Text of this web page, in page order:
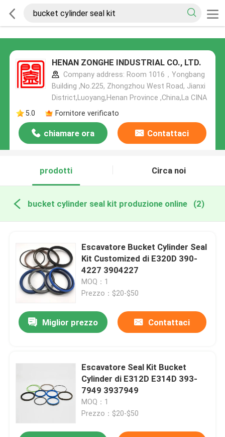
HENAN ZONGHE INDUSTRIAL CO., LTD.
Company address: Room 1016，Yongbang
Building ,No.225, Zhongzhou West Road, Jianxi
District,Luoyang,Henan Province ,China,La CINA
5.0
Fornitore verificato
chiamare ora Contattaci
prodotti Circa noi
bucket cylinder seal kit produzione online (2)
Escavatore Bucket Cylinder Seal
Kit Customized di E320D 390-
4227 3904227
MOQ：1
Prezzo：$20-$50
Miglior prezzo Contattaci
Escavatore Seal Kit Bucket
Cylinder di E312D E314D 393-
7949 3937949
MOQ：1
Prezzo：$20-$50